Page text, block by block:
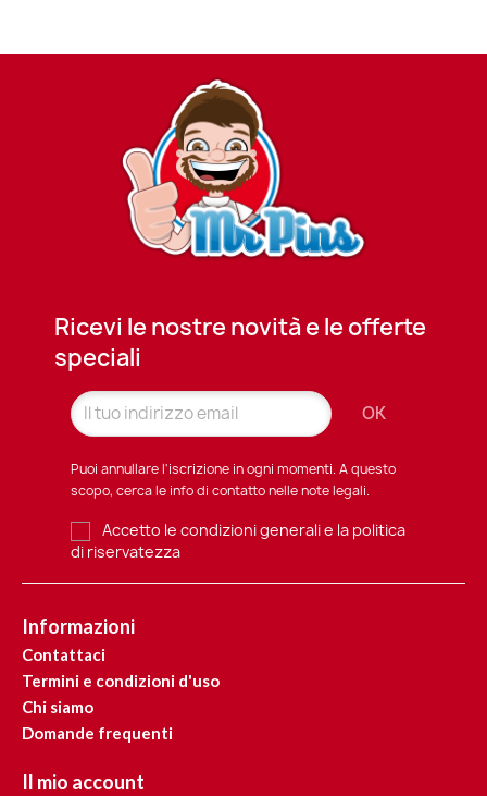
Ricevi le nostre novità e le offerte
speciali
Puoi annullare l'iscrizione in ogni momenti. A questo
scopo, cerca le info di contatto nelle note legali.
Accetto le condizioni generali e la politica
di riservatezza
Informazioni
Contattaci
Termini e condizioni d'uso
Chi siamo
Domande frequenti
Il mio account